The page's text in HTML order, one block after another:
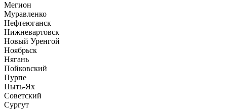
Мегион
Муравленко
Нефтеюганск
Нижневартовск
Новый Уренгой
Ноябрьск
Нягань
Пойковский
Пурпе
Пыть-Ях
Советский
Сургут